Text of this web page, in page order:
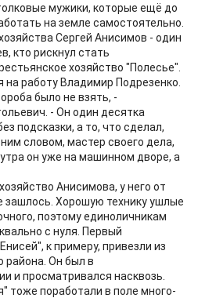
мужики, которые ещё до
на земле самостоятельно.
Сергей Анисимов - один
кто рискнул стать
хозяйство "Полесье".
работу Владимир Подрезенко.
было не взять, -
- Он один десятка
подсказки, а то, что сделал,
словом, мастер своего дела,
он уже на машинном дворе, а
Анисимова, у него от
зашлось. Хорошую технику ушлые
поэтому единоличникам
с нуля. Первый
к примеру, привезли из
района. Он был в
и просматривался насквозь.
тоже поработали в поле много-